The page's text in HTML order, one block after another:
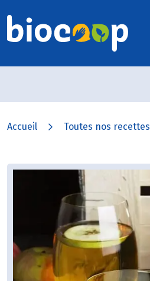
Accueil Toutes nos recettes